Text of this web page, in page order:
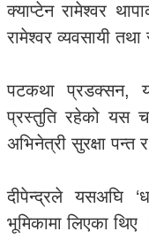
क्याप्टेन रामेश्वर
रामेश्वर व्यवसायी
पटकथा प्रडक्सन,
प्रस्तुति रहेको यस
अभिनेत्री सुरक्षा
दीपेन्द्रले यसअघि
भूमिकामा लिएका थिए